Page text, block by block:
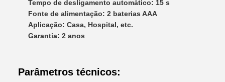
Tempo de desligamento automático: 15 s
Fonte de alimentação: 2 baterias AAA
Aplicação: Casa, Hospital, etc.
Garantia: 2 anos
Parâmetros técnicos: